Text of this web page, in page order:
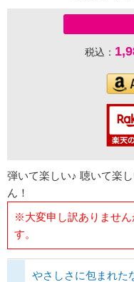
税込：
弾いて楽しい♪ 聴いて楽
ん！
※大変申し訳ありません
す。
やさしさに包まれた